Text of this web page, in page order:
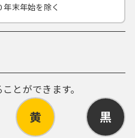
の理由により利用
用者は、他の方法
上で本システムを
原則として24時
守等の必要がある場
年末年始を除く
とができます。
黄 黒